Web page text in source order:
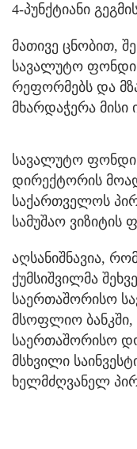
4-პუნქტიანი
მათივე ცნობით,
სავალუტო ფონდი
რეფორმებს და
მხარდაჭერა მისი
სავალუტო
დირექტორის
საქართველოს
სამუშაო ვიზიტის
აღსანიშნავია,
ქუმსიშვილმა
საერთაშორისო
მსოფლიო ბანკში,
საერთაშორისო
მსხვილი
ხელმძღვანელ